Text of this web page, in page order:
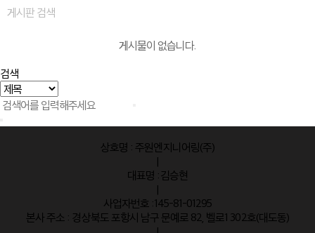
게시판 검색
게시물이 없습니다.
검색
상호명 : 주원엔지니어링(주)
|
대표명 :김승현
|
사업자번호 :145-81-01295
본사 주소 : 경상북도 포항시 남구 문예로 82, 벨로1 302호(대도동)